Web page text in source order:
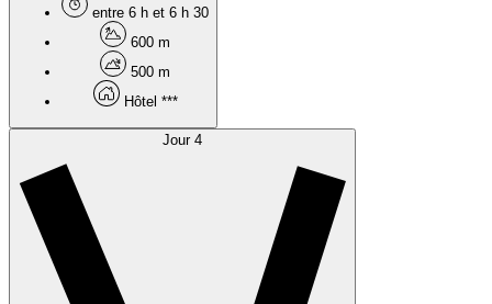
entre 6 h et 6 h 30
600 m
500 m
Hôtel ***
Jour 4